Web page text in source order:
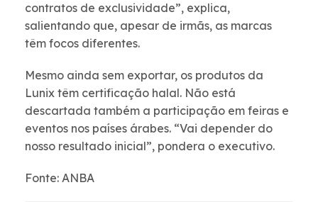
contratos de exclusividade”, explica,
salientando que, apesar de irmãs, as marcas
têm focos diferentes.
Mesmo ainda sem exportar, os produtos da
Lunix têm certificação halal. Não está
descartada também a participação em feiras e
eventos nos países árabes. “Vai depender do
nosso resultado inicial”, pondera o executivo.
Fonte: ANBA